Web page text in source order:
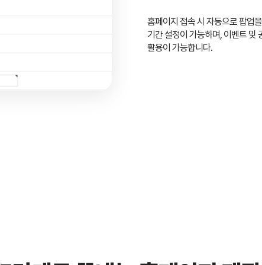
홈페이지 접속 시 자동으로 팝업
기간 설정이 가능하며, 이벤트 및
활용이 가능합니다.